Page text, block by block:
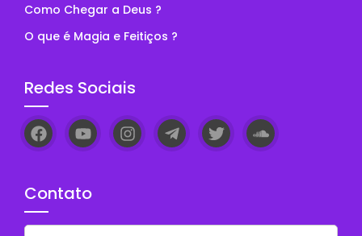
Como Chegar a Deus ?
O que é Magia e Feitiços ?
Redes Sociais
Contato